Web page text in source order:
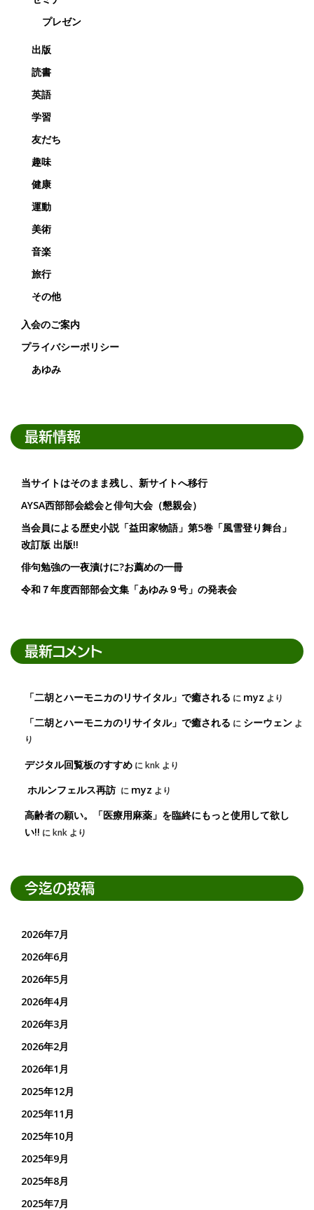
プレゼン
出版
読書
英語
学習
友だち
趣味
健康
運動
美術
音楽
旅行
その他
入会のご案内
プライバシーポリシー
あゆみ
最新情報
当サイトはそのまま残し、新サイトへ移行
AYSA西部部会総会と俳句大会（懇親会）
当会員による歴史小説「益田家物語」第5巻「風雪登り舞台」
改訂版 出版!!
俳句勉強の一夜漬けに?お薦めの一冊
令和７年度西部部会文集「あゆみ９号」の発表会
最新コメント
「二胡とハーモニカのリサイタル」で癒される に myz より
「二胡とハーモニカのリサイタル」で癒される に シーウェン よ
り
デジタル回覧板のすすめ にknk より
ホルンフェルス再訪 に myz より
高齢者の願い。「医療用麻薬」を臨終にもっと使用して欲し
い!! にknk より
今迄の投稿
2026年7月
2026年6月
2026年5月
2026年4月
2026年3月
2026年2月
2026年1月
2025年12月
2025年11月
2025年10月
2025年9月
2025年8月
2025年7月